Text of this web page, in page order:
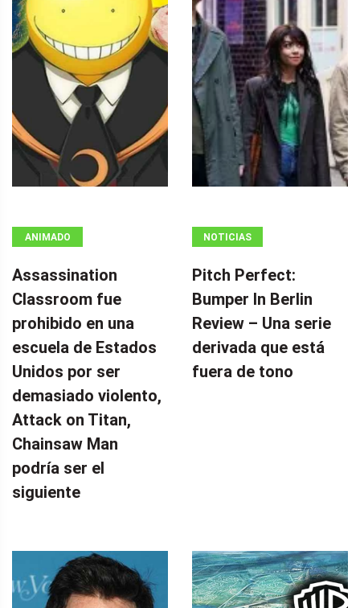
ANIMADO
Assassination
Classroom fue
prohibido en una
escuela de Estados
Unidos por ser
demasiado violento,
Attack on Titan,
Chainsaw Man
podría ser el
siguiente
NOTICIAS
Pitch Perfect:
Bumper In Berlin
Review – Una serie
derivada que está
fuera de tono